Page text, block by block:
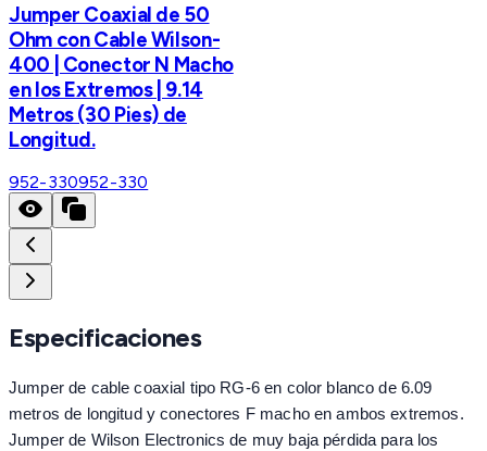
Jumper Coaxial de 50
Ohm con Cable Wilson-
400 | Conector N Macho
en los Extremos | 9.14
Metros (30 Pies) de
Longitud.
952-330952-330
Especificaciones
Jumper de cable coaxial tipo RG-6 en color blanco de 6.09
metros de longitud y conectores F macho en ambos extremos.
Jumper de Wilson Electronics de muy baja pérdida para los